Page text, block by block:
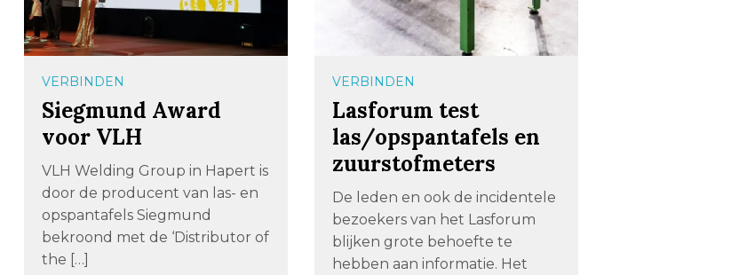
VERBINDEN
Siegmund Award
voor VLH
VLH Welding Group in Hapert is
door de producent van las- en
opspantafels Siegmund
bekroond met de ‘Distributor of
the […]
VERBINDEN
Lasforum test
las/opspantafels en
zuurstofmeters
De leden en ook de incidentele
bezoekers van het Lasforum
blijken grote behoefte te
hebben aan informatie. Het